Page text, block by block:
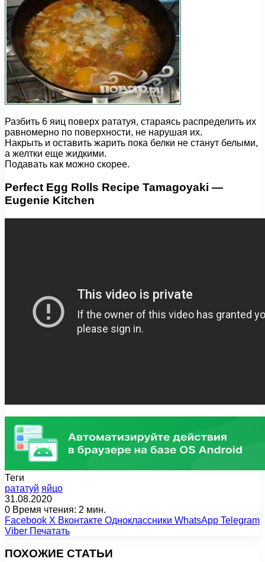
Разбить 6 яиц поверх рататуя, стараясь распределить их
равномерно по поверхности, не нарушая их.
Накрыть и оставить жарить пока белки не станут белыми,
а желтки еще жидкими.
Подавать как можно скорее.
Perfect Egg Rolls Recipe Tamagoyaki —
Eugenie Kitchen
Теги
рататуй яйцо
31.08.2020
0 Время чтения: 2 мин.
Facebook X Вконтакте Одноклассники WhatsApp Telegram
Viber Печатать
ПОХОЖИЕ СТАТЬИ